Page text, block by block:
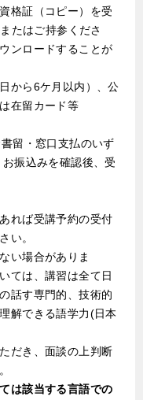
格証（コピー）を受
たはご持参くださ
ンロードすることが
から6ケ月以内）、公
在留カード等
留・窓口支払のいず
振込みを確認後、受
れば受講予約の受付
い。
い場合がありま
ては、講習は全て日
話す専門的、技術的
解できる語学力(日本
だき、面談の上判断
は該当する言語での